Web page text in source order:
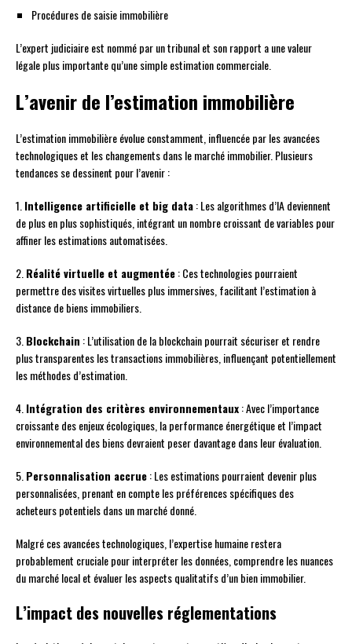
Procédures de saisie immobilière
L’expert judiciaire est nommé par un tribunal et son rapport a une valeur
légale plus importante qu’une simple estimation commerciale.
L’avenir de l’estimation immobilière
L’estimation immobilière évolue constamment, influencée par les avancées
technologiques et les changements dans le marché immobilier. Plusieurs
tendances se dessinent pour l’avenir :
1.Intelligence artificielle et big data: Les algorithmes d’IA deviennent
de plus en plus sophistiqués, intégrant un nombre croissant de variables pour
affiner les estimations automatisées.
2.Réalité virtuelle et augmentée: Ces technologies pourraient
permettre des visites virtuelles plus immersives, facilitant l’estimation à
distance de biens immobiliers.
3.Blockchain : L’utilisation de la blockchain pourrait sécuriser et rendre
plus transparentes les transactions immobilières, influençant potentiellement
les méthodes d’estimation.
4.Intégration des critères environnementaux: Avec l’importance
croissante des enjeux écologiques, la performance énergétique et l’impact
environnemental des biens devraient peser davantage dans leur évaluation.
5.Personnalisation accrue: Les estimations pourraient devenir plus
personnalisées, prenant en compte les préférences spécifiques des
acheteurs potentiels dans un marché donné.
Malgré ces avancées technologiques, l’expertise humaine restera
probablement cruciale pour interpréter les données, comprendre les nuances
du marché local et évaluer les aspects qualitatifs d’un bien immobilier.
L’impact des nouvelles réglementations